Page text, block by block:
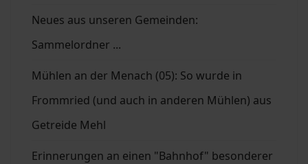
Neues aus unseren Gemeinden:
Sammelordner ...
Mühlen an der Menach (05): So wurde in
Frommried (und auch in anderen Mühlen) aus
Getreide Mehl
Erinnerungen an einen "Bahnhof" besonderer